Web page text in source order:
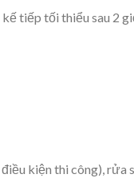
tiếp tối thiểu sau 2
kiện thi công),